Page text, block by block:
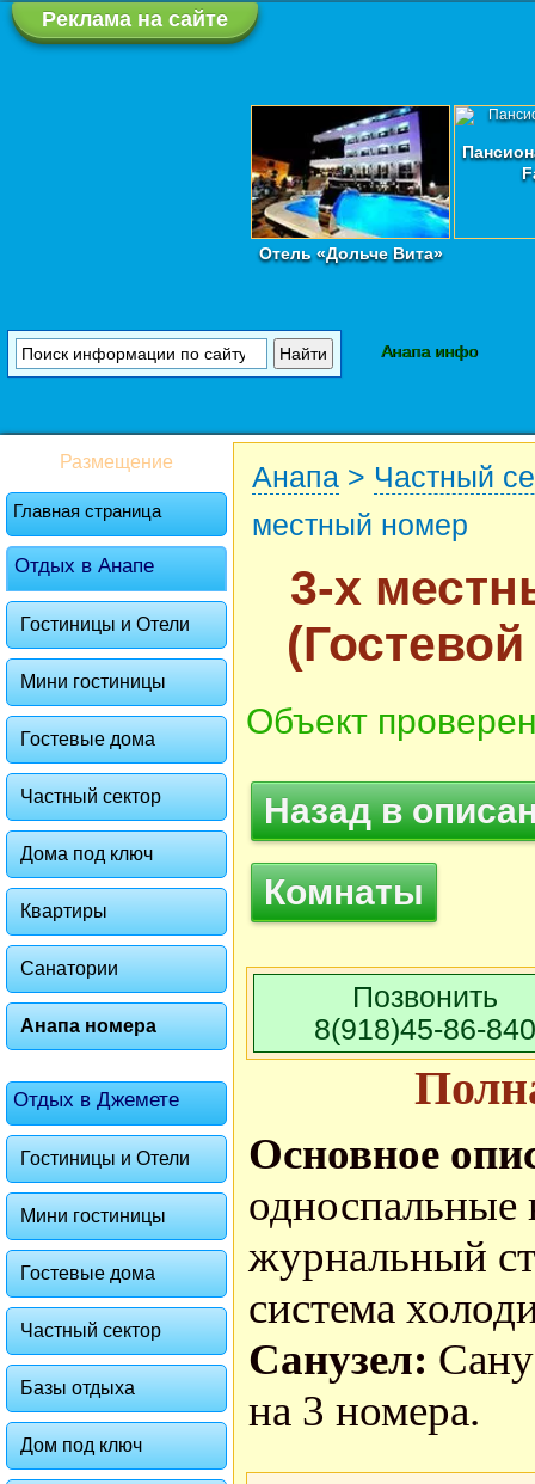
Реклама на сайте
Отель «Дольче Вита»
Анапа инфо
Размещение
Главная страница
Отдых в Анапе
Гостиницы и Отели
Мини гостиницы
Гостевые дома
Частный сектор
Дома под ключ
Квартиры
Санатории
Анапа номера
Отдых в Джемете
Гостиницы и Отели
Мини гостиницы
Гостевые дома
Частный сектор
Базы отдыха
Дом под ключ
Анапа > Частный
местный номер
3-х
Объект
Назад в
Комнаты
Фото 3 из 5. Категория Комнаты:
Позвонить
8(918)45-86-840
Основное
односпальные
журнальный
система
Санузел:
на 3 номера.